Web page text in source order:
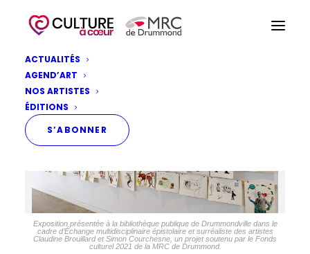
ACTUALITÉS
AGEND’ART
NOS ARTISTES
ÉDITIONS
S’ABONNER
Exposition présentée à la bibliothèque publique de Drummondville dans le
cadre d’Échange multidisciplinaire épistolaire et surréaliste des artistes
Claudine Brouillard et Simon Courchesne, un projet soutenu par le Fonds
culturel 2021 de la MRC de Drummond.